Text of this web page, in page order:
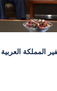
المملكة